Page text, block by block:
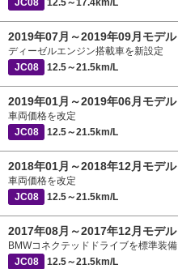
JC08
12.5～17.4km/L
2019年07月～2019年09月モデル
ディーゼルエンジン搭載車を新設定
JC08
12.5～21.5km/L
2019年01月～2019年06月モデル
車両価格を改定
JC08
12.5～21.5km/L
2018年01月～2018年12月モデル
車両価格を改定
JC08
12.5～21.5km/L
2017年08月～2017年12月モデル
BMWコネクテッドドライブを標準装備
JC08
12.5～21.5km/L